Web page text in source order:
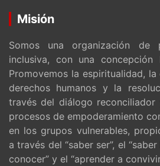
Misión
Somos una organización de
inclusiva, con una
Promovemos la espiritualidad,
derechos humanos y la
través del diálogo
procesos de empoderamiento
en los grupos vulnerables,
a través del “saber ser”, el
conocer” y el “aprender a